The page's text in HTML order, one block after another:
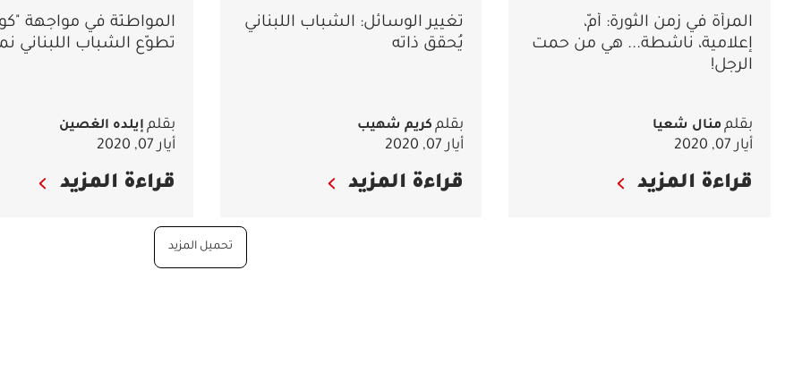
المرأة في زمن الثورة: أمّ،
إعلامية، ناشطة... هي من حمت
الرجل!
بقلممنال شعيا
أيار 07, 2020
قراءة المزيد
تغيير الوسائل: الشباب اللبناني
يُحقق ذاته
بقلم كريم شهيب
أيار 07, 2020
قراءة المزيد
المواطنَة في مواجهة
تطوّع الشباب اللبناني
بقلم إيلده الغصين
أيار 07, 2020
قراءة المزيد
تحميل المزيد